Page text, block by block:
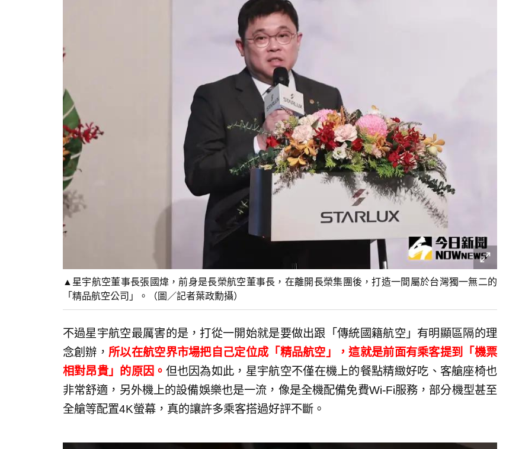
▲星宇航空董事長張國煒，前身是長榮航空董事長，在離開長榮集團後，打造一間屬於台灣獨一無二的
「精品航空公司」。（圖／記者葉政勳攝）
不過星宇航空最厲害的是，打從一開始就是要做出跟「傳統國籍航空」有明顯區隔的理
念創辦，所以在航空界市場把自己定位成「精品航空」，這就是前面有乘客提到「機票
相對昂貴」的原因。 但也因為如此，星宇航空不僅在機上的餐點精緻好吃、客艙座椅也
非常舒適，另外機上的設備娛樂也是一流，像是全機配備免費Wi-Fi服務，部分機型甚至
全艙等配置4K螢幕，真的讓許多乘客搭過好評不斷。